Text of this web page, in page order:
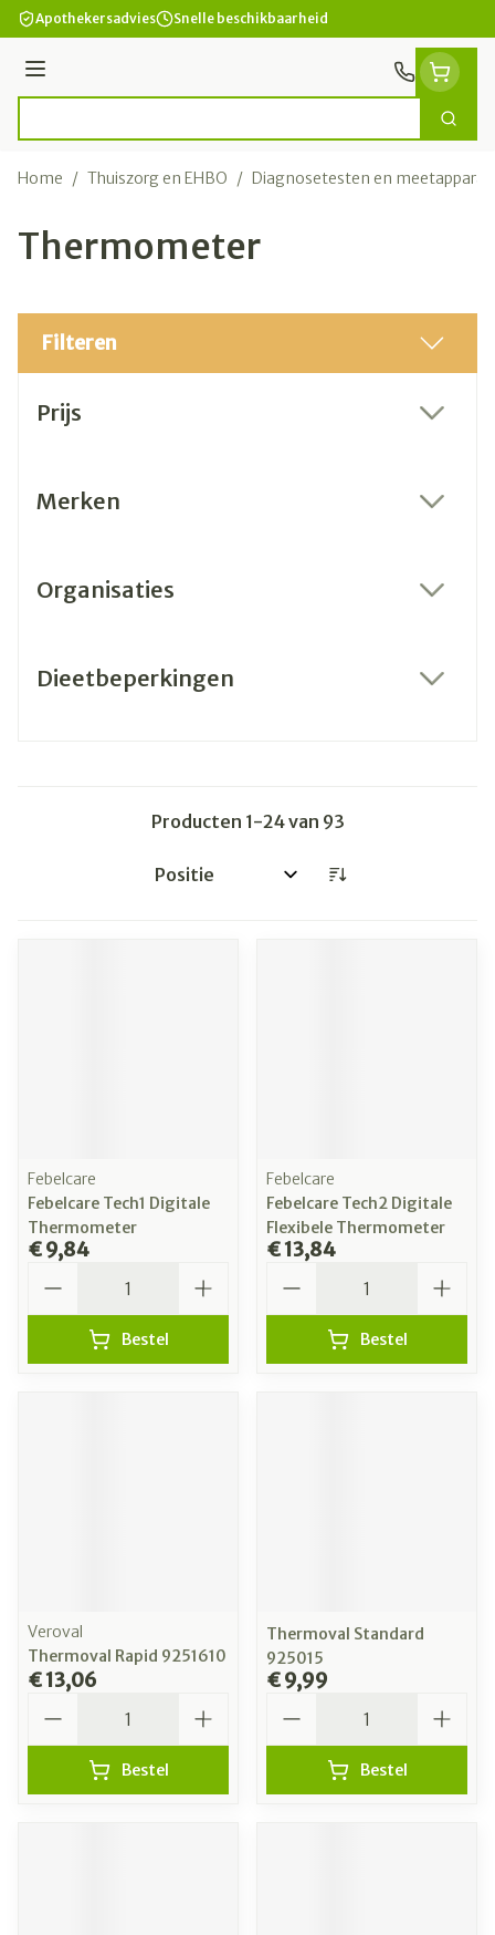
Ga naar de inhoud
Apothekersadvies Snelle beschikbaarheid
Menu
Zoek
Home / Thuiszorg en EHBO / Diagnosetesten en
Thermometer
Filteren
Prijs
Merken
Organisaties
Dieetbeperkingen
Producten 1-24van 93
Sorteer op:
Febelcare
Febelcare Tech1 Digitale
Thermometer
€ 9,84
Bestel
Febelcare
Febelcare Tech2 Digitale
Flexibele Thermometer
€ 13,84
Bestel
Veroval
Thermoval Rapid 9251610
€ 13,06
Bestel
Thermoval Standard
925015
€ 9,99
Bestel